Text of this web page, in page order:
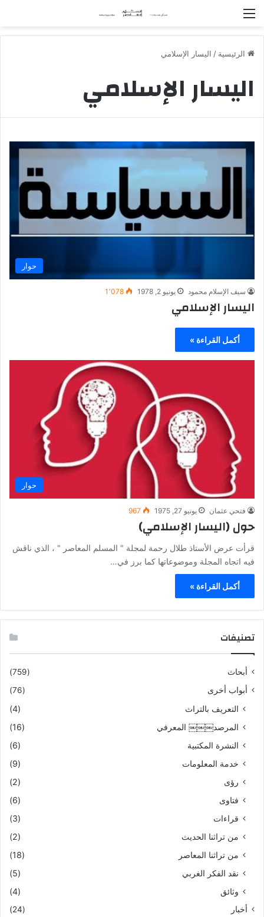
الرئيسية / اليسار الإسلامي
اليسار الإسلامي
حوار
سيف الإسلام محمود يونيو 2, 1978 1٬078
اليسار الإسلامي
أكمل القراءة »
حوار
فتحي عثمان يونيو 27, 1975 967
حول (اليسار الإسلامي)
قرأت عرض الأستاذ طلال رحمة لمجلة " المسلم المعاصر " ، الذي ناقش
فيه اتجاه المجلة وموضوعاتها كما برز في…
أكمل القراءة »
تصنيفات
أبحاث
(759)
أبواب أخرى
(76)
التعريف بالتراث
(4)
المرصد￼￼￼ المعرفي
(16)
النشرة المكتبية
(6)
خدمة المعلومات
(9)
رؤى
(2)
فتاوى
(6)
قراءات
(3)
من تراثنا الحديث
(2)
من تراثنا المعاصر
(18)
نقد الفكر الغربي
(5)
وثائق
(4)
أخبار
(24)